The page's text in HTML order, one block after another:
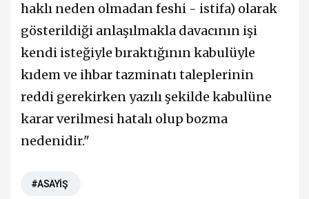
haklı neden olmadan feshi - istifa) olarak
gösterildiği anlaşılmakla davacının işi
kendi isteğiyle bıraktığının kabulüyle
kıdem ve ihbar tazminatı taleplerinin
reddi gerekirken yazılı şekilde kabulüne
karar verilmesi hatalı olup bozma
nedenidir."
#ASAYİŞ